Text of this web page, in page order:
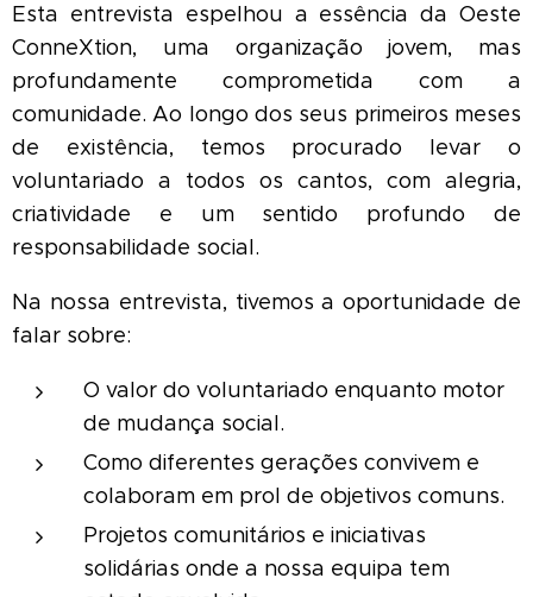
Esta entrevista espelhou a essência da Oeste
ConneXtion, uma organização jovem, mas
profundamente comprometida com a
comunidade. Ao longo dos seus primeiros meses
de existência, temos procurado levar o
voluntariado a todos os cantos, com alegria,
criatividade e um sentido profundo de
responsabilidade social.
Na nossa entrevista, tivemos a oportunidade de
falar sobre:
O valor do voluntariado enquanto motor
de mudança social.
Como diferentes gerações convivem e
colaboram em prol de objetivos comuns.
Projetos comunitários e iniciativas
solidárias onde a nossa equipa tem